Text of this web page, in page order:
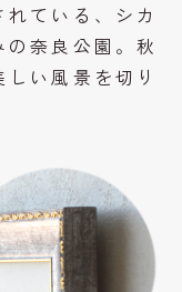
ている、シカ
奈良公園。秋
い風景を切り